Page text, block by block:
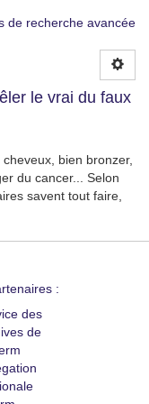
de recherche avancée
le vrai du faux
bien bronzer,
du cancer... Selon
savent tout faire,
:
des
de